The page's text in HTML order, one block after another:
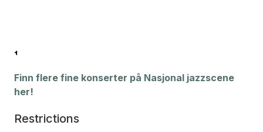
Finn flere fine konserter på Nasjonal jazzscene
her!
Restrictions